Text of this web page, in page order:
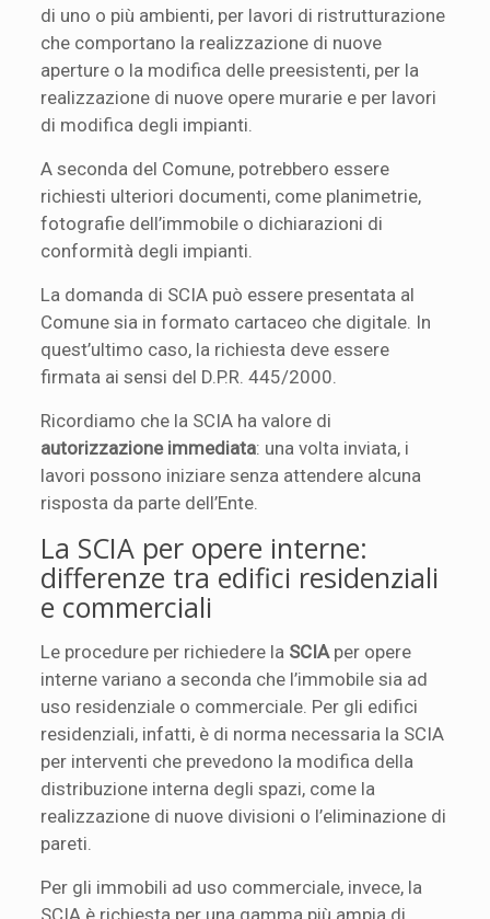
di uno o più ambienti, per lavori di ristrutturazione
che comportano la realizzazione di nuove
aperture o la modifica delle preesistenti, per la
realizzazione di nuove opere murarie e per lavori
di modifica degli impianti.
A seconda del Comune, potrebbero essere
richiesti ulteriori documenti, come planimetrie,
fotografie dell’immobile o dichiarazioni di
conformità degli impianti.
La domanda di SCIA può essere presentata al
Comune sia in formato cartaceo che digitale. In
quest’ultimo caso, la richiesta deve essere
firmata ai sensi del D.P.R. 445/2000.
Ricordiamo che la SCIA ha valore di
autorizzazione immediata: una volta inviata, i
lavori possono iniziare senza attendere alcuna
risposta da parte dell’Ente.
La SCIA per opere interne:
differenze tra edifici residenziali
e commerciali
Le procedure per richiedere la SCIA per opere
interne variano a seconda che l’immobile sia ad
uso residenziale o commerciale. Per gli edifici
residenziali, infatti, è di norma necessaria la SCIA
per interventi che prevedono la modifica della
distribuzione interna degli spazi, come la
realizzazione di nuove divisioni o l’eliminazione di
pareti.
Per gli immobili ad uso commerciale, invece, la
SCIA è richiesta per una gamma più ampia di